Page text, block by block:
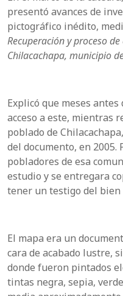
presentó avances de
pictográfico inédito,
Recuperación y proceso
Chilacachapa, municipio
Explicó que meses
acceso a este, mientras
poblado de
del documento, en
pobladores de esa
estudio y se entregara
tener un testigo del
El mapa era un
cara de acabado lustre,
donde fueron pintados
tintas negra, sepia,